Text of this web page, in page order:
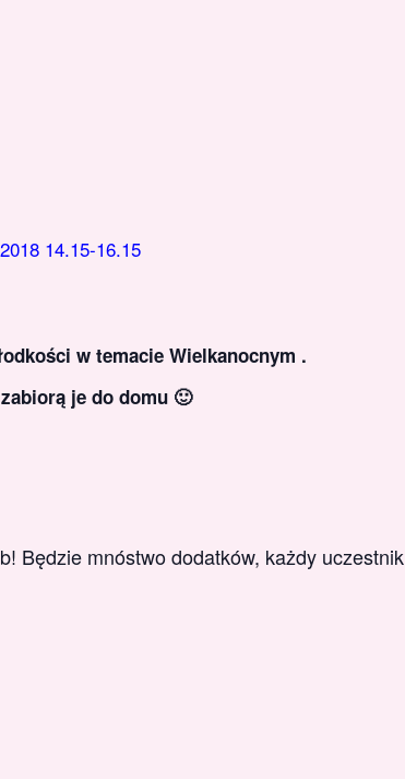
14.15-16.15
w temacie Wielkanocnym .
je do domu 🙂
Będzie mnóstwo dodatków, każdy uczestnik